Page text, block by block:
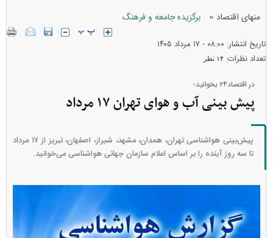
منهای اقتصاد » برگزیده جامعه و فرهنگ
تاریخ انتشار: ۰۸:۰۰ - ۱۷ مرداد ۱۴۰۵
تعداد نظرات: ۱۴ نظر
در اقتصاد۲۴ بخوانید؛
پیش بینی آب و هوای تهران ۱۷ مرداد
پیش‌بینی هواشناسی تهران، همدان، مشهد، شیراز، اصفهان، تبریز از ۱۷ مرداد
تا سه روز آینده را بر اساس اعلام سازمان جهانی هواشناسی می‌خوانید.